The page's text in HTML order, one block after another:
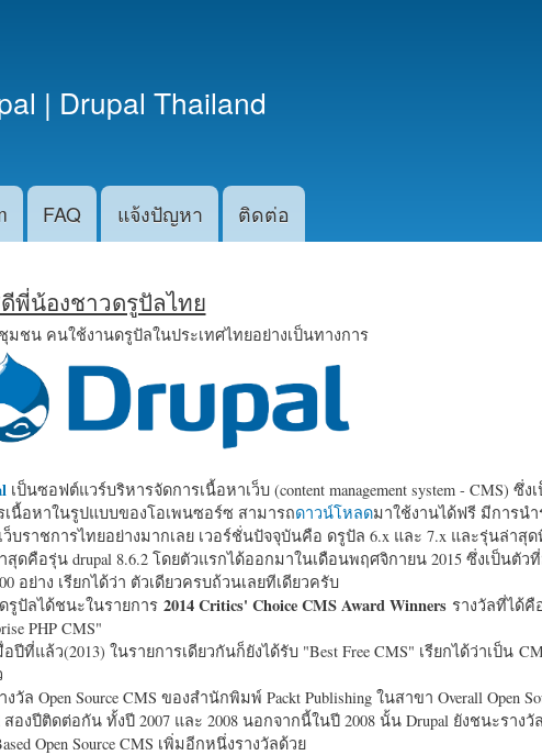
หลัก
| Drupal Thailand
FAQ แจ้งปัญหา ติดต่อ
พี่น้องชาวดรูปัลไทย
มชน คนใช้งานดรูปัลในประเทศไทยอย่างเป็นทางการ
เป็นซอฟต์แวร์บริหารจัดการเนื้อหาเว็บ (content management system - CMS) ซึ่ง
เนื้อหาในรูปแบบของโอเพนซอร์ซ สามารถดาวน์โหลดมาใช้งานได้ฟรี มีการน
ว็บราชการไทยอย่างมากเลย เวอร์ชั่นปัจจุบันคือ ดรูปัล 6.x และ 7.x และรุ่นล่าสุด
สุดคือรุ่น drupal 8.6.2 โดยตัวแรกได้ออกมาในเดือนพฤศจิกายน 2015 ซึ่งเป็นตั
อย่าง เรียกได้ว่า ตัวเดียวครบถ้วนเลยทีเดียวครับ
ได้ชนะในรายการ 2014 Critics' Choice CMS Award Winners รางวัลที่ได้คื
PHP CMS"
อปีที่แล้ว(2013) ในรายการเดียวกันก็ยังได้รับ "Best Free CMS" เรียกได้ว่าเป็น
วัล Open Source CMS ของสำนักพิมพ์ Packt Publishing ในสาขา Overall Open
สองปีติดต่อกัน ทั้งปี 2007 และ 2008 นอกจากนี้ในปี 2008 นั้น Drupal ยังชนะรางวั
Open Source CMS เพิ่มอีกหนึ่งรางวัลด้วย